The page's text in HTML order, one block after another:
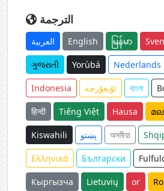
الترجمة
العربية English မြန်မာ
ગુજરાતી Yorùbá Nederlands
Indonesia ئۇيغۇرچە বাংলা
हिन्दी Tiếng Việt Hausa
Kiswahili پښتو অসমীয়া
Ελληνικά Български
Кыргызча Lietuvių or